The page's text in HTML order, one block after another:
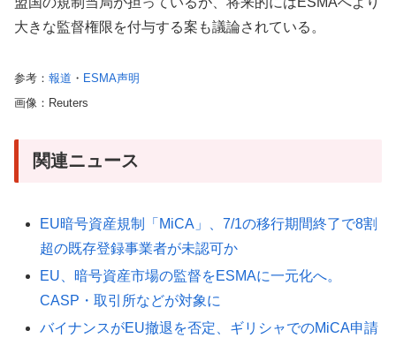
大きな監督権限を付与する案も議論されている。
参考： 報道 ・ ESMA声明
画像：Reuters
関連ニュース
EU暗号資産規制「MiCA」、7/1の移行期間終了で8割
超の既存登録事業者が未認可か
EU、暗号資産市場の監督をESMAに一元化へ。
CASP・取引所などが対象に
バイナンスがEU撤退を否定、ギリシャでのMiCA申請